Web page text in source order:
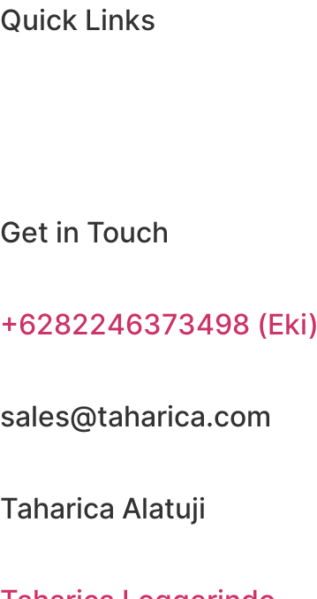
Quick Links
Get in Touch
+6282246373498 (Eki)
sales@taharica.com
Taharica Alatuji